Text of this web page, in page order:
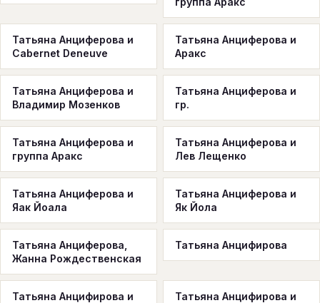
Татьяна Анциферова и
Cabernet Deneuve
Татьяна Анциферова и
Аракс
Татьяна Анциферова и
Владимир Мозенков
Татьяна Анциферова и
гр.
Татьяна Анциферова и
группа Аракс
Татьяна Анциферова и
Лев Лещенко
Татьяна Анциферова и
Яак Йоала
Татьяна Анциферова и
Як Йола
Татьяна Анциферова,
Жанна Рождественская
Татьяна Анцифирова
Татьяна Анцифирова и
Татьяна Анцифирова и